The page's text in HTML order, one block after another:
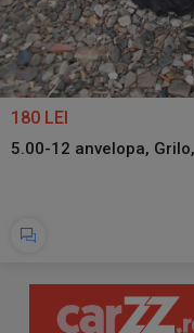
180 LEI
5.00-12 anvelopa,